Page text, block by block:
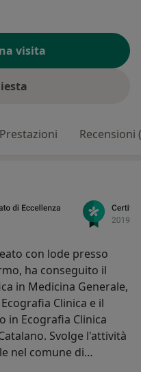
visita
Prestazioni Recensioni
con lode presso
ha conseguito il
in Medicina Generale,
Clinica e il
in Ecografia Clinica
Svolge l'attività
nel comune di
Clinica utilizzando